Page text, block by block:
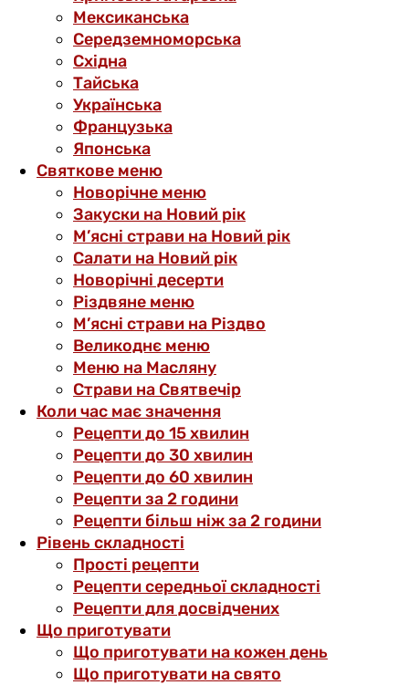
Мексиканська
Середземноморська
Східна
Тайська
Українська
Французька
Японська
Святкове меню
Новорічне меню
Закуски на Новий рік
М’ясні страви на Новий рік
Салати на Новий рік
Новорічні десерти
Різдвяне меню
М’ясні страви на Різдво
Великоднє меню
Меню на Масляну
Страви на Святвечір
Коли час має значення
Рецепти до 15 хвилин
Рецепти до 30 хвилин
Рецепти до 60 хвилин
Рецепти за 2 години
Рецепти більш ніж за 2 години
Рівень складності
Прості рецепти
Рецепти середньої складності
Рецепти для досвідчених
Що приготувати
Що приготувати на кожен день
Що приготувати на свято